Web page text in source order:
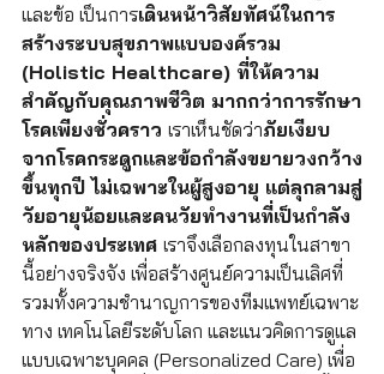
และข้อ เป็นการเดินหน้าวิสัยทัศน์ในการ
สร้างระบบสุขภาพแบบองค์รวม
(Holistic Healthcare) ที่ให้ความ
สำคัญกับคุณภาพชีวิต มากกว่าการรักษา
โรคเพียงชั่วคราว เราเห็นชัดว่าภัยเงียบ
จากโรคกระดูกและข้อกำลังขยายวงกว้าง
ขึ้นทุกปี ไม่เฉพาะในผู้สูงอายุ แต่ลุกลามสู่
วัยอายุน้อยและคนวัยทำงานที่เป็นกำลัง
หลักของประเทศ เราจึงเลือกลงทุนในสาขา
นี้อย่างจริงจัง เพื่อสร้างศูนย์ความเป็นเลิศที่
รวมทั้งความชำนาญการของทีมแพทย์เฉพาะ
ทาง เทคโนโลยีระดับโลก และแนวคิดการดูแล
แบบเฉพาะบุคคล (Personalized Care) เพื่อ